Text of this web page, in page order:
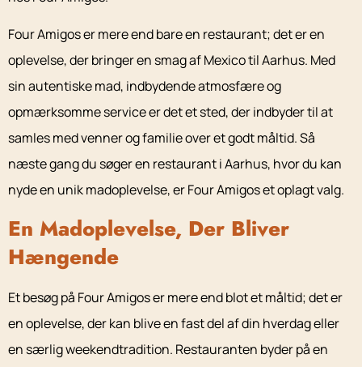
Four Amigos er mere end bare en restaurant; det er en
oplevelse, der bringer en smag af Mexico til Aarhus. Med
sin autentiske mad, indbydende atmosfære og
opmærksomme service er det et sted, der indbyder til at
samles med venner og familie over et godt måltid. Så
næste gang du søger en restaurant i Aarhus, hvor du kan
nyde en unik madoplevelse, er Four Amigos et oplagt valg.
En Madoplevelse, Der Bliver
Hængende
Et besøg på Four Amigos er mere end blot et måltid; det er
en oplevelse, der kan blive en fast del af din hverdag eller
en særlig weekendtradition. Restauranten byder på en